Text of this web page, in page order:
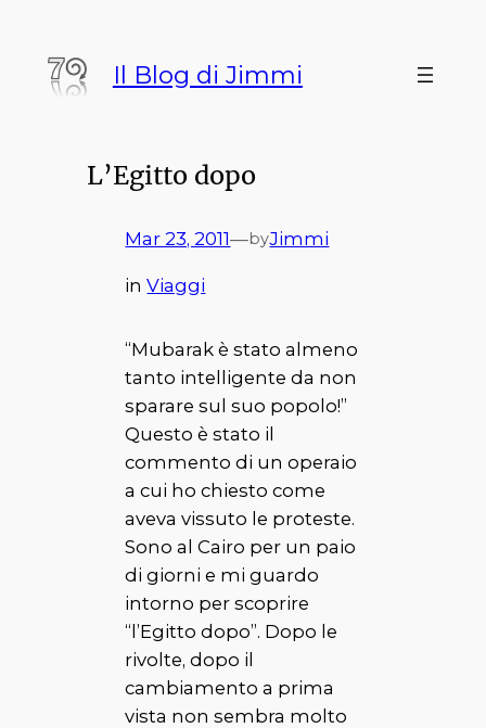
contenuto
Il Blog di Jimmi
L’Egitto dopo
Mar 23, 2011—byJimmi
inViaggi
“Mubarak è stato almeno
tanto intelligente da non
sparare sul suo popolo!”
Questo è stato il
commento di un operaio
a cui ho chiesto come
aveva vissuto le proteste.
Sono al Cairo per un paio
di giorni e mi guardo
intorno per scoprire
“l’Egitto dopo”. Dopo le
rivolte, dopo il
cambiamento a prima
vista non sembra molto